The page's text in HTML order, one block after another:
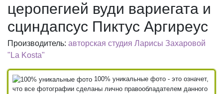
церопегией вуди вариегата и
сциндапсус Пиктус Аргиреус
Производитель: авторская студия Ларисы Захаровой
"La Kosta"
100% уникальные фото - это означет,
что все фотографии сделаны лично правообладателем данного